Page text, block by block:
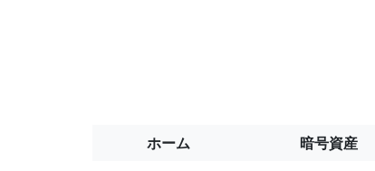
ホーム 暗号資産